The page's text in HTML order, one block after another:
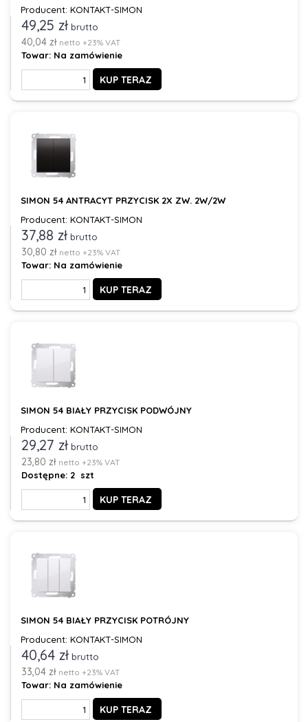
Producent: KONTAKT-SIMON
49,25 zł brutto
40,04 zł netto +23% VAT
Towar: Na zamówienie
KUP TERAZ
SIMON 54 ANTRACYT PRZYCISK 2X ZW. 2W/2W
Producent: KONTAKT-SIMON
37,88 zł brutto
30,80 zł netto +23% VAT
Towar: Na zamówienie
KUP TERAZ
SIMON 54 BIAŁY PRZYCISK PODWÓJNY
Producent: KONTAKT-SIMON
29,27 zł brutto
23,80 zł netto +23% VAT
Dostępne: 2 szt
KUP TERAZ
SIMON 54 BIAŁY PRZYCISK POTRÓJNY
Producent: KONTAKT-SIMON
40,64 zł brutto
33,04 zł netto +23% VAT
Towar: Na zamówienie
KUP TERAZ